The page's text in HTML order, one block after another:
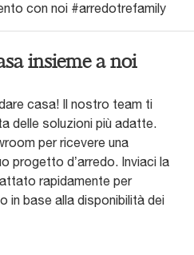
con noi #arredotrefamily
insieme a noi
casa! Il nostro team ti
delle soluzioni più adatte.
per ricevere una
progetto d’arredo. Inviaci la
rapidamente per
in base alla disponibilità dei